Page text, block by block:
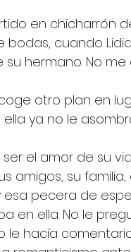
en chicharrón
cuando
hermano. No me
otro plan en
ella ya no le
el amor de su
amigos, su
pecera de
en ella. No le
le hacía